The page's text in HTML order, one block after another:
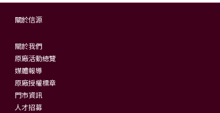
關於信源
關於我們
原廠活動總覽
媒體報導
原廠授權標章
門市資訊
人才招募